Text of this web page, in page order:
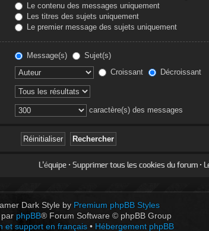
Le contenu des messages uniquement
Les titres des sujets uniquement
Le premier message des sujets uniquement
Message(s)
Sujet(s)
Croissant Décroissant
caractère(s) des messages
L’équipe• Supprimer tous les cookies du forum•
Dark Style by Premium phpBB Styles
phpBB® Forum Software © phpBB Group
et support en français• Hébergement phpBB